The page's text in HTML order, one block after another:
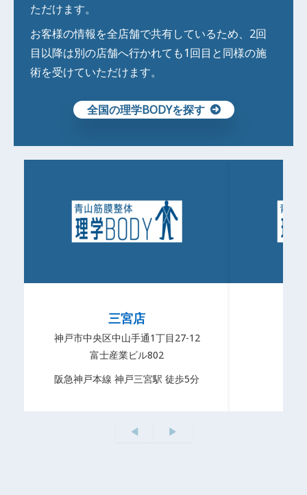
ただけます。
お客様の情報を全店舗で共有しているため、2回
目以降は別の店舗へ行かれても1回目と同様の施
術を受けていただけます。
全国の理学BODYを探す
三宮店
神戸市中央区中山手通1丁目27-12
富士産業ビル802
阪急神戸本線 神戸三宮駅 徒歩5分
◀ ▶